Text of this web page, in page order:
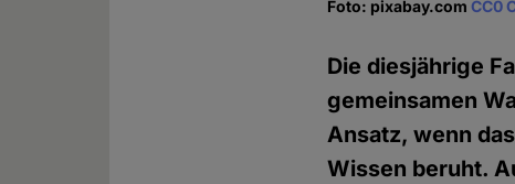
Foto: pixabay.comCC0
Die diesjährige
gemeinsamen
Ansatz, wenn
Wissen beruht.